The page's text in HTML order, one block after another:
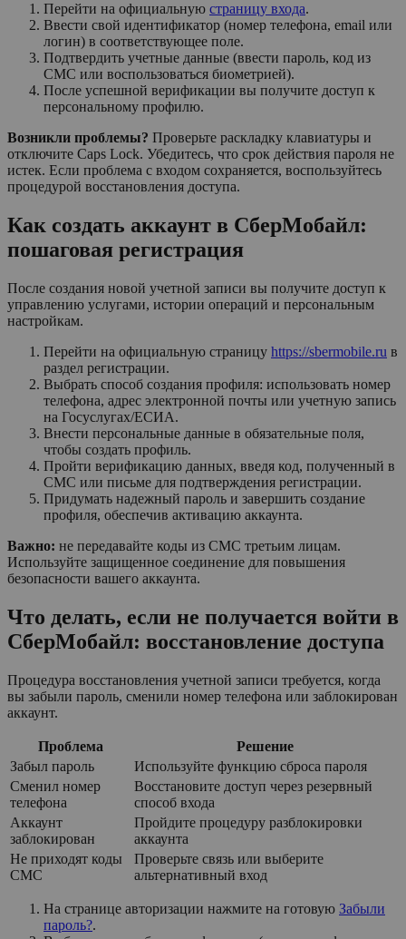
Перейти на официальную страницу входа.
Ввести свой идентификатор (номер телефона, email или
логин) в соответствующее поле.
Подтвердить учетные данные (ввести пароль, код из
СМС или воспользоваться биометрией).
После успешной верификации вы получите доступ к
персональному профилю.
Возникли проблемы? Проверьте раскладку клавиатуры и
отключите Caps Lock. Убедитесь, что срок действия пароля не
истек. Если проблема с входом сохраняется, воспользуйтесь
процедурой восстановления доступа.
Как создать аккаунт в СберМобайл:
пошаговая регистрация
После создания новой учетной записи вы получите доступ к
управлению услугами, истории операций и персональным
настройкам.
Перейти на официальную страницу https://sbermobile.ru в
раздел регистрации.
Выбрать способ создания профиля: использовать номер
телефона, адрес электронной почты или учетную запись
на Госуслугах/ЕСИА.
Внести персональные данные в обязательные поля,
чтобы создать профиль.
Пройти верификацию данных, введя код, полученный в
СМС или письме для подтверждения регистрации.
Придумать надежный пароль и завершить создание
профиля, обеспечив активацию аккаунта.
Важно: не передавайте коды из СМС третьим лицам.
Используйте защищенное соединение для повышения
безопасности вашего аккаунта.
Что делать, если не получается войти в
СберМобайл: восстановление доступа
Процедура восстановления учетной записи требуется, когда
вы забыли пароль, сменили номер телефона или заблокирован
аккаунт.
Проблема
Решение
Забыл пароль
Используйте функцию сброса пароля
Сменил номер
телефона
Восстановите доступ через резервный
способ входа
Аккаунт
заблокирован
Пройдите процедуру разблокировки
аккаунта
Не приходят коды
СМС
Проверьте связь или выберите
альтернативный вход
На странице авторизации нажмите на готовую Забыли
пароль?.